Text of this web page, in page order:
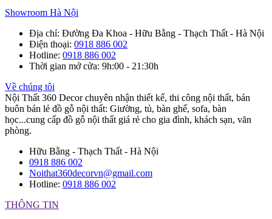
Showroom Hà Nội
Địa chỉ: Đường Đa Khoa - Hữu Bằng - Thạch Thất - Hà Nội
Điện thoại: 0918 886 002
Hotline: 0918 886 002
Thời gian mở cửa: 9h:00 - 21:30h
Về chúng tôi
Nội Thất 360 Decor chuyên nhận thiết kế, thi công nội thất, bán
buôn bán lẻ đồ gỗ nội thất: Giường, tủ, bàn ghế, sofa, bàn
học...cung cấp đồ gỗ nội thất giá rẻ cho gia đình, khách sạn, văn
phòng.
Hữu Bằng - Thạch Thất - Hà Nội
0918 886 002
Noithat360decorvn@gmail.com
Hotline: 0918 886 002
THÔNG TIN